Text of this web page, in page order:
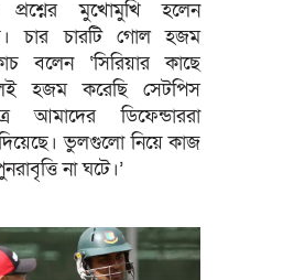
মুখোমুখি হলেন
চার চারটি গোল হজম
বলেন ‘সিরিয়ার কাছে
হজম করেছি সেটপিস
আমাদের ডিফেন্ডাররা
ভুলগুলো নিয়ে কাজ
না ঘটে।’